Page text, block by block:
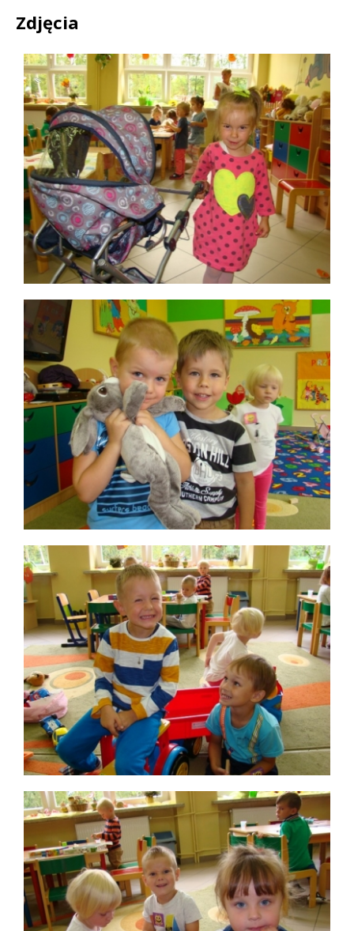
Treść
Zdjęcia